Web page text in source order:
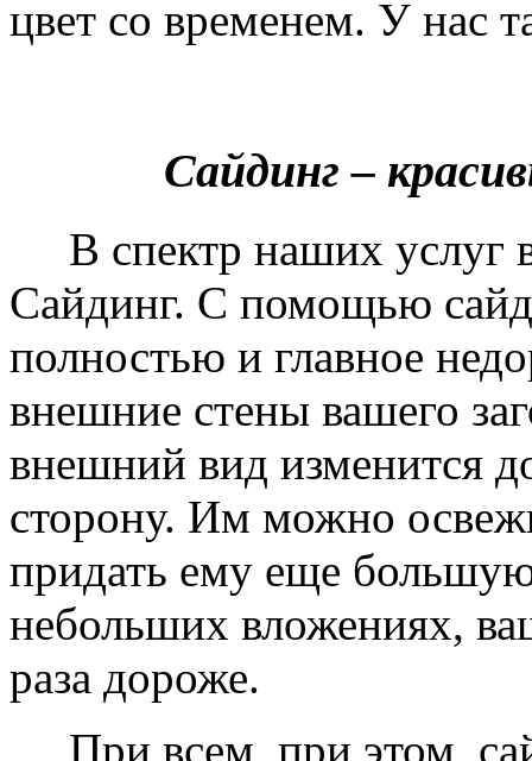
цвет со временем. У нас
Сайдинг –
В спектр наших услуг
Сайдинг. С помощью
полностью и главное
внешние стены вашего
внешний вид изменится
сторону. Им можно
придать ему еще
небольших вложениях,
раза дороже.
При всем, при этом,